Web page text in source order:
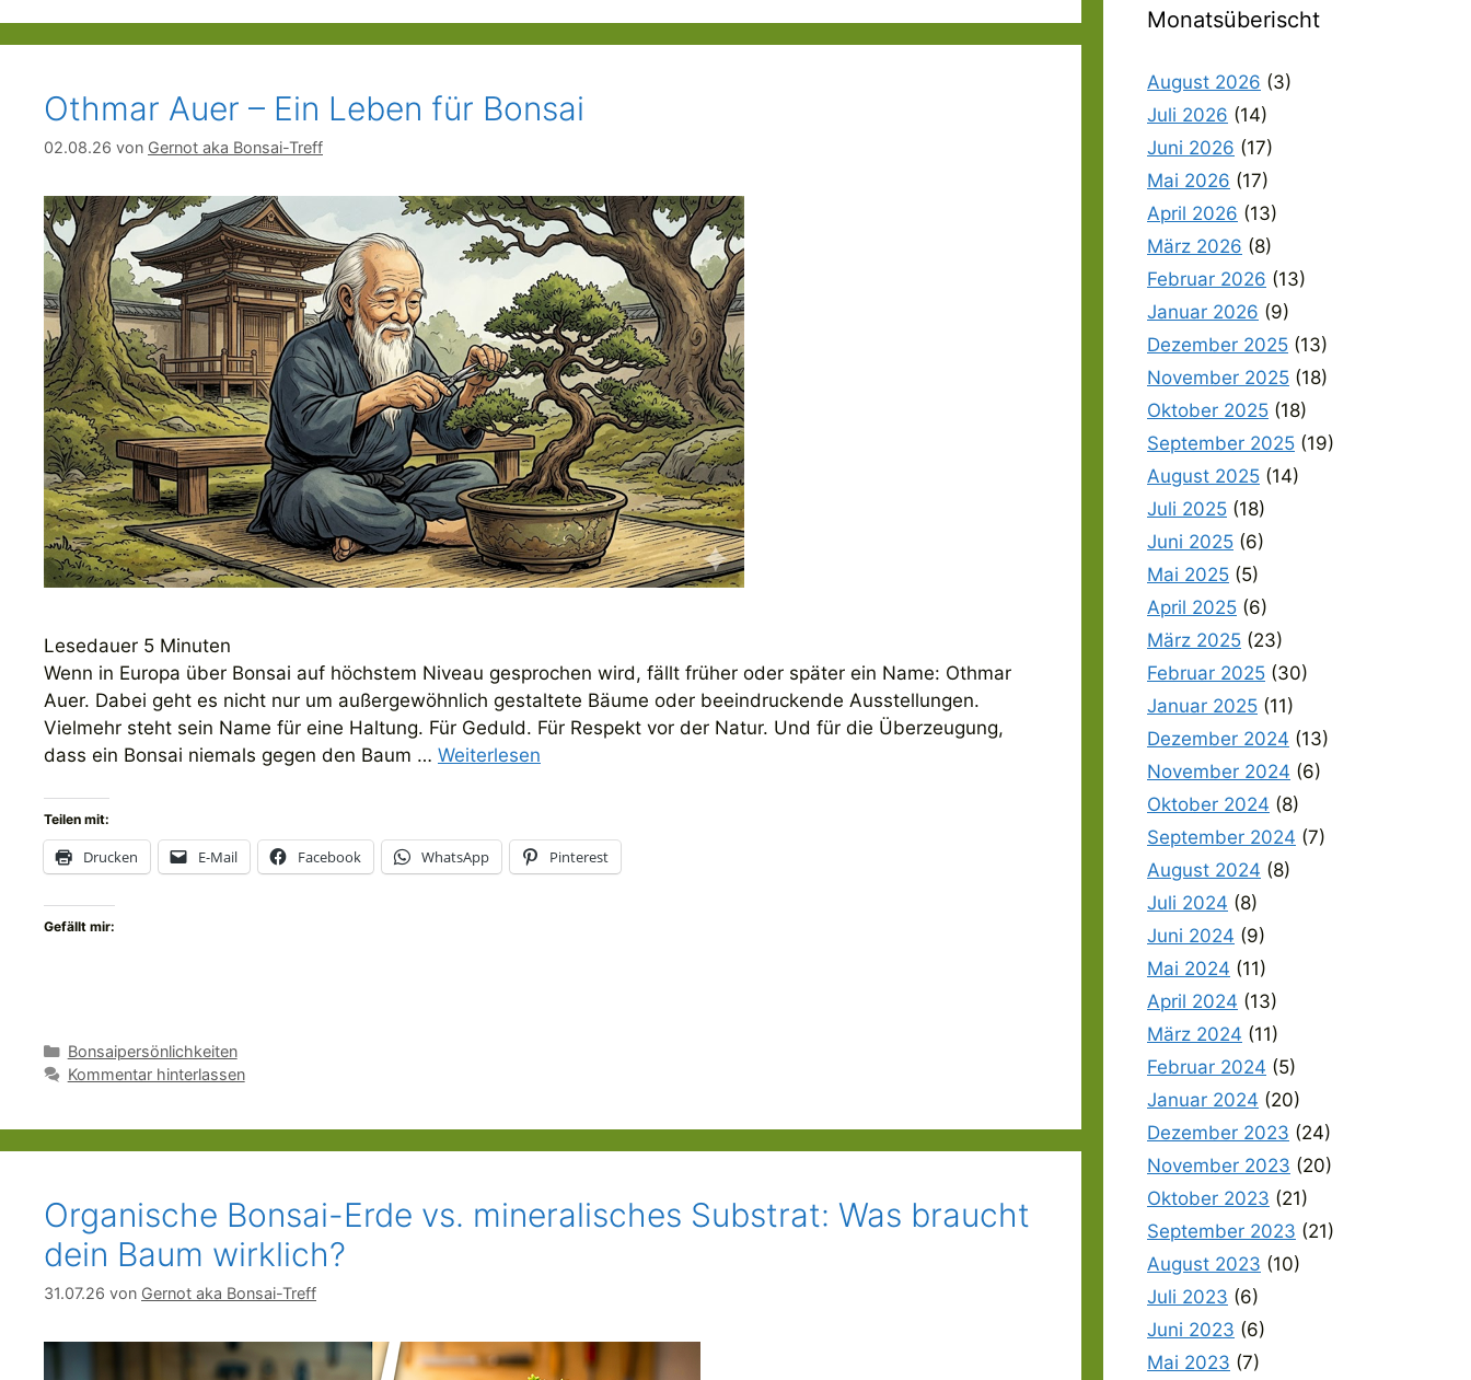
Othmar Auer – Ein Leben für Bonsai
02.08.26 von Gernot aka Bonsai-Treff
Lesedauer 5 Minuten
Wenn in Europa über Bonsai auf höchstem Niveau gesprochen wird, fällt früher oder später ein Name: Othmar
Auer. Dabei geht es nicht nur um außergewöhnlich gestaltete Bäume oder beeindruckende Ausstellungen.
Vielmehr steht sein Name für eine Haltung. Für Geduld. Für Respekt vor der Natur. Und für die Überzeugung,
dass ein Bonsai niemals gegen den Baum … Weiterlesen
Teilen mit:
Drucken E-Mail Facebook WhatsApp Pinterest
Gefällt mir:
Kategorien
Bonsaipersönlichkeiten
Kommentar hinterlassen
Organische Bonsai-Erde vs. mineralisches Substrat: Was braucht
dein Baum wirklich?
31.07.26 von Gernot aka Bonsai-Treff
Monatsüberischt
August 2026 (3)
Juli 2026 (14)
Juni 2026 (17)
Mai 2026 (17)
April 2026 (13)
März 2026 (8)
Februar 2026 (13)
Januar 2026 (9)
Dezember 2025 (13)
November 2025 (18)
Oktober 2025 (18)
September 2025 (19)
August 2025 (14)
Juli 2025 (18)
Juni 2025 (6)
Mai 2025 (5)
April 2025 (6)
März 2025 (23)
Februar 2025 (30)
Januar 2025 (11)
Dezember 2024 (13)
November 2024 (6)
Oktober 2024 (8)
September 2024 (7)
August 2024 (8)
Juli 2024 (8)
Juni 2024 (9)
Mai 2024 (11)
April 2024 (13)
März 2024 (11)
Februar 2024 (5)
Januar 2024 (20)
Dezember 2023 (24)
November 2023 (20)
Oktober 2023 (21)
September 2023 (21)
August 2023 (10)
Juli 2023 (6)
Juni 2023 (6)
Mai 2023 (7)